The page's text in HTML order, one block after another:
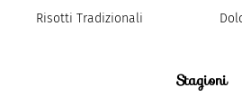
Risotti Tradizionali
Stagioni